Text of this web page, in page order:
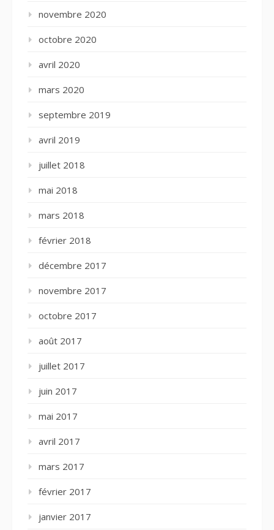
novembre 2020
octobre 2020
avril 2020
mars 2020
septembre 2019
avril 2019
juillet 2018
mai 2018
mars 2018
février 2018
décembre 2017
novembre 2017
octobre 2017
août 2017
juillet 2017
juin 2017
mai 2017
avril 2017
mars 2017
février 2017
janvier 2017